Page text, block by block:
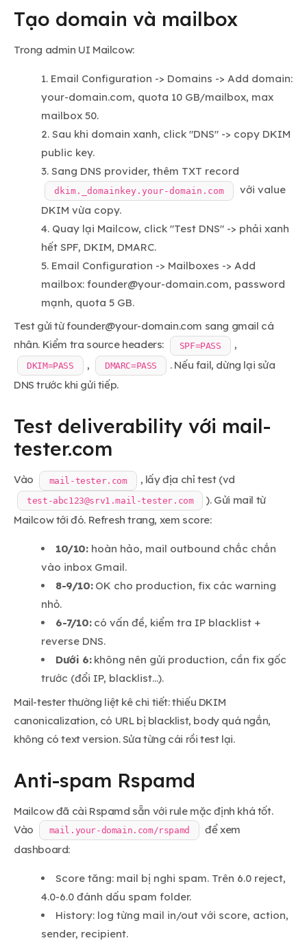
Tạo domain và mailbox
Trong admin UI Mailcow:
Email Configuration -> Domains -> Add domain:
your-domain.com, quota 10 GB/mailbox, max
mailbox 50.
Sau khi domain xanh, click "DNS" -> copy DKIM
public key.
Sang DNS provider, thêm TXT record
dkim._domainkey.your-domain.com
với value
DKIM vừa copy.
Quay lại Mailcow, click "Test DNS" -> phải xanh
hết SPF, DKIM, DMARC.
Email Configuration -> Mailboxes -> Add
mailbox: founder@your-domain.com, password
mạnh, quota 5 GB.
Test gửi từfounder@your-domain.com sang gmail cá
nhân. Kiểm tra source headers:
SPF=PASS ,
DKIM=PASS , DMARC=PASS
. Nếu fail, dừng lại sửa
DNS trước khi gửi tiếp.
Test deliverability với mail-
tester.com
Vào mail-tester.com , lấy địa chỉ test (vd
test-abc123@srv1.mail-tester.com
). Gửi mail từ
Mailcow tới đó. Refresh trang, xem score:
10/10:hoàn hảo, mail outbound chắc chắn
vào inbox Gmail.
8-9/10:OK cho production, fix các warning
nhỏ.
6-7/10:có vấn đề, kiểm tra IP blacklist +
reverse DNS.
Dưới 6:không nên gửi production, cần fix gốc
trước (đổi IP, blacklist...).
Mail-tester thường liệt kê chi tiết: thiếu DKIM
canonicalization, có URL bị blacklist, body quá ngắn,
không có text version. Sửa từng cái rồi test lại.
Anti-spam Rspamd
Mailcow đã cài Rspamd sẵn với rule mặc định khá tốt.
Vào
mail.your-domain.com/rspamd
để xem
dashboard:
Score tăng: mail bị nghi spam. Trên 6.0 reject,
4.0-6.0 đánh dấu spam folder.
History: log từng mail in/out với score, action,
sender, recipient.